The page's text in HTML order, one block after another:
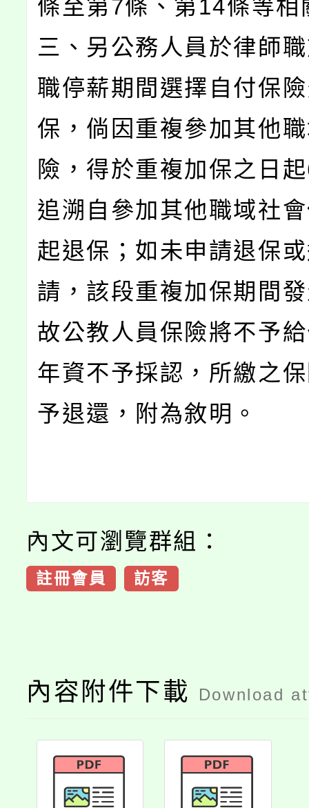
條至第7條、第14條等相
三、另公務人員於律師
職停薪期間選擇自付保
保，倘因重複參加其他
險，得於重複加保之日
追溯自參加其他職域社
起退保；如未申請退保
請，該段重複加保期間
故公教人員保險將不予
年資不予採認，所繳之
予退還，附為敘明。
內文可瀏覽群組：
註冊會員 訪客
內容附件下載 Download